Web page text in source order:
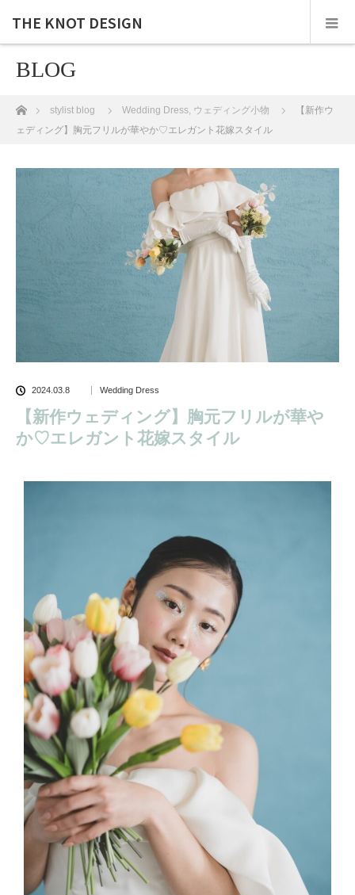
THE KNOT DESIGN
BLOG
ホームstylist blog Wedding Dress, ウェディング小物
【新作ウ
ェディング】胸元フリルが華やか♡エレガント花嫁スタイル
2024.03.8 Wedding Dress
【新作ウェディング】胸元フリルが華や
か♡エレガント花嫁スタイル